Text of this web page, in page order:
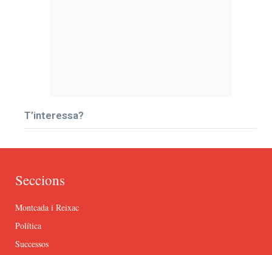
T’interessa?
Seccions
Montcada i Reixac
Política
Successos